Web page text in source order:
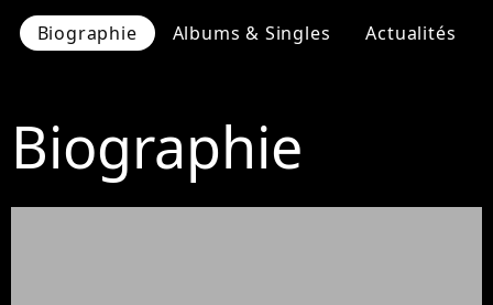
Biographie Albums & Singles Actualités
Biographie